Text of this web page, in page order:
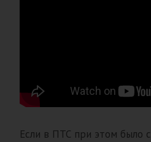
Если в ПТС при этом было